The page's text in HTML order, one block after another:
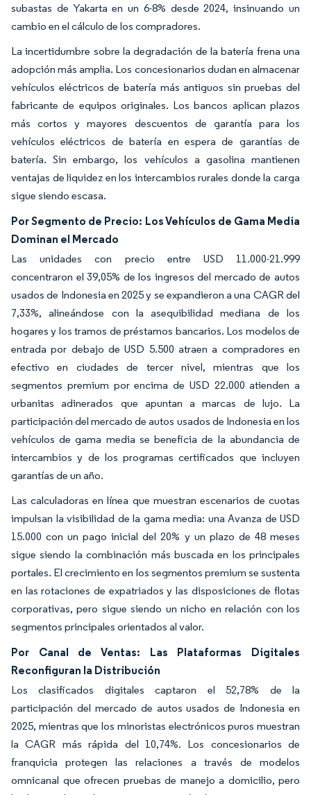
subastas de Yakarta en un 6-8% desde 2024, insinuando un
cambio en el cálculo de los compradores.
La incertidumbre sobre la degradación de la batería frena una
adopción más amplia. Los concesionarios dudan en almacenar
vehículos eléctricos de batería más antiguos sin pruebas del
fabricante de equipos originales. Los bancos aplican plazos
más cortos y mayores descuentos de garantía para los
vehículos eléctricos de batería en espera de garantías de
batería. Sin embargo, los vehículos a gasolina mantienen
ventajas de liquidez en los intercambios rurales donde la carga
sigue siendo escasa.
Por Segmento de Precio: Los Vehículos de Gama Media
Dominan el Mercado
Las unidades con precio entre USD 11.000-21.999
concentraron el 39,05% de los ingresos del mercado de autos
usados de Indonesia en 2025 y se expandieron a una CAGR del
7,33%, alineándose con la asequibilidad mediana de los
hogares y los tramos de préstamos bancarios. Los modelos de
entrada por debajo de USD 5.500 atraen a compradores en
efectivo en ciudades de tercer nivel, mientras que los
segmentos premium por encima de USD 22.000 atienden a
urbanitas adinerados que apuntan a marcas de lujo. La
participación del mercado de autos usados de Indonesia en los
vehículos de gama media se beneficia de la abundancia de
intercambios y de los programas certificados que incluyen
garantías de un año.
Las calculadoras en línea que muestran escenarios de cuotas
impulsan la visibilidad de la gama media: una Avanza de USD
15.000 con un pago inicial del 20% y un plazo de 48 meses
sigue siendo la combinación más buscada en los principales
portales. El crecimiento en los segmentos premium se sustenta
en las rotaciones de expatriados y las disposiciones de flotas
corporativas, pero sigue siendo un nicho en relación con los
segmentos principales orientados al valor.
Por Canal de Ventas: Las Plataformas Digitales
Reconfiguran la Distribución
Los clasificados digitales captaron el 52,78% de la
participación del mercado de autos usados de Indonesia en
2025, mientras que los minoristas electrónicos puros muestran
la CAGR más rápida del 10,74%. Los concesionarios de
franquicia protegen las relaciones a través de modelos
omnicanal que ofrecen pruebas de manejo a domicilio, pero